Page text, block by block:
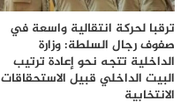
ترقبا لحركة انتقالية واسعة في
صفوف رجال السلطة: وزارة
الداخلية تتجه نحو إعادة ترتيب
البيت الداخلي قبيل الاستحقاقات
الانتخابية